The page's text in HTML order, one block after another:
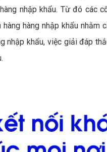
nhập khẩu. Từ đó các
hàng nhập khẩu
nhập khẩu, việc giải đáp